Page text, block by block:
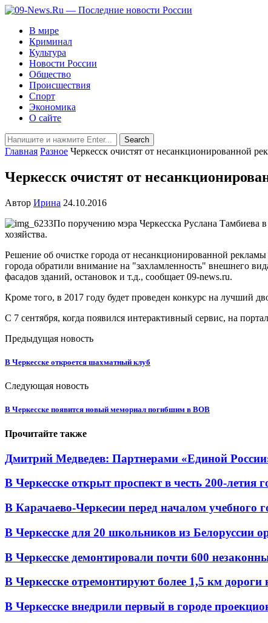
В мире
Криминал
Культура
Новости России
Общество
Происшествия
Спорт
Экономика
О сайте
Главная Разное Черкесск очистят от несанкционированной
Черкесск очистят от
Автор Ирина 24.10.2016
По поручению мэра Черкесска Руслана Тамбиева
хозяйства.
Решение об очистке города от несанкционированной
города обратили внимание на "захламленность" внешнего
фасадов зданий, остановок и т.д., сообщает 09-news.ru.
Кроме того, в 2017 году будет проведен конкурс на лучший
С 7 сентября, когда появился интерактивный сервис, на
Предыдущая новость
В Черкесске откроется шахматный клуб
Следующая новость
В Черкесске появится новый мемориал погибшим в ВОВ
Прочитайте также
Дмитрий Медведев: Партнерами «Единой
В Черкесске открыт проспект в честь 200-летия
В Карачаево-Черкесии перед началом учебного
В Черкесске для 20 школьников из Белоруссии
В Черкесске демонтировали почти 600
В Черкесске отремонтируют более 1,5 км дороги
В Черкесске внедрили первый в городе